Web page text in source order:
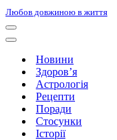
Любов довжиною в життя
Меню
навігації
Меню
навігаціїНовини
Здоров’я
Астрологія
Рецепти
Поради
Стосунки
Історії